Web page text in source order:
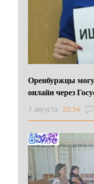
Оренбуржцы
онлайн через
7 августа 20:34